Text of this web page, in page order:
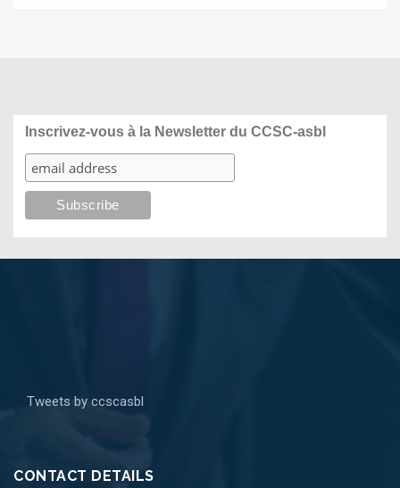
Inscrivez-vous à la Newsletter du CCSC-asbl
Tweets by ccscasbl
CONTACT DETAILS